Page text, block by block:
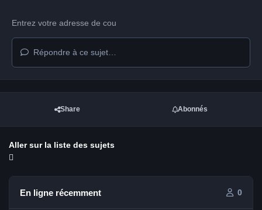
Répondre à ce sujet…
Share Abonnés
Aller sur la liste des sujets
En ligne récemment 0